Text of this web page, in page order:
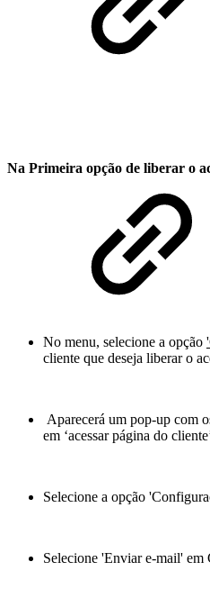
Na Primeira opção de liberar o
No menu, selecione a opção
cliente que deseja liberar o
Aparecerá um pop-up com
em ‘acessar página do
Selecione a opção
Selecione 'Enviar e-mail' em